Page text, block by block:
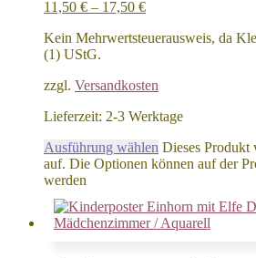
11,50 € – 17,50 €
Kein Mehrwertsteuerausweis, da
(1) UStG.
zzgl. Versandkosten
Lieferzeit: 2-3 Werktage
Ausführung wählen Dieses Produkt
auf. Die Optionen können auf der
werden